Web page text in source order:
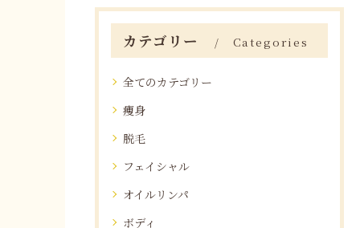
カテゴリー Categories
全てのカテゴリー
痩身
脱毛
フェイシャル
オイルリンパ
ボディ